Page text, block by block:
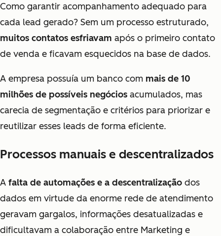
Como garantir acompanhamento adequado para
cada lead gerado? Sem um processo estruturado,
muitos contatos esfriavam após o primeiro contato
de venda e ficavam esquecidos na base de dados.
A empresa possuía um banco com mais de 10
milhões de possíveis negócios acumulados, mas
carecia de segmentação e critérios para priorizar e
reutilizar esses leads de forma eficiente.
Processos manuais e descentralizados
A falta de automações e a descentralização dos
dados em virtude da enorme rede de atendimento
geravam gargalos, informações desatualizadas e
dificultavam a colaboração entre Marketing e